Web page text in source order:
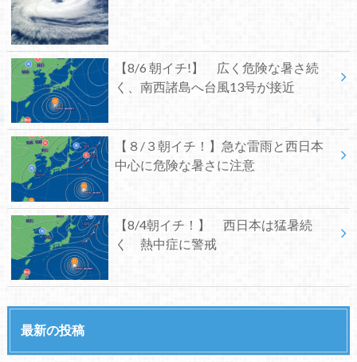
【8/6 朝イチ!】 広く危険な暑さ続
く、南西諸島へ台風13号が接近
【８/３朝イチ！】急な雷雨と西日本
中心に危険な暑さに注意
【8/4朝イチ！】 西日本は猛暑続
く 熱中症に警戒
最新の投稿